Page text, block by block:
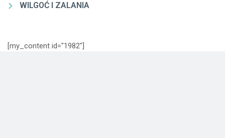
WILGOĆ I ZALANIA
[my_content id="1982"]